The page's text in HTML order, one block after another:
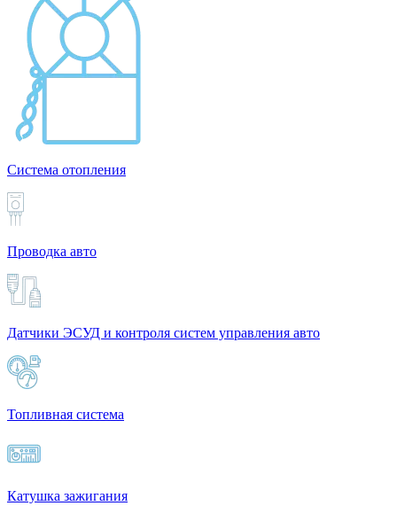
Система отопления
Проводка авто
Датчики ЭСУД и контроля систем управления авто
Топливная система
Катушка зажигания